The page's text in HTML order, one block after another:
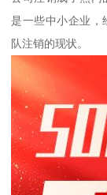
是一些中小企业，
队注销的现状。